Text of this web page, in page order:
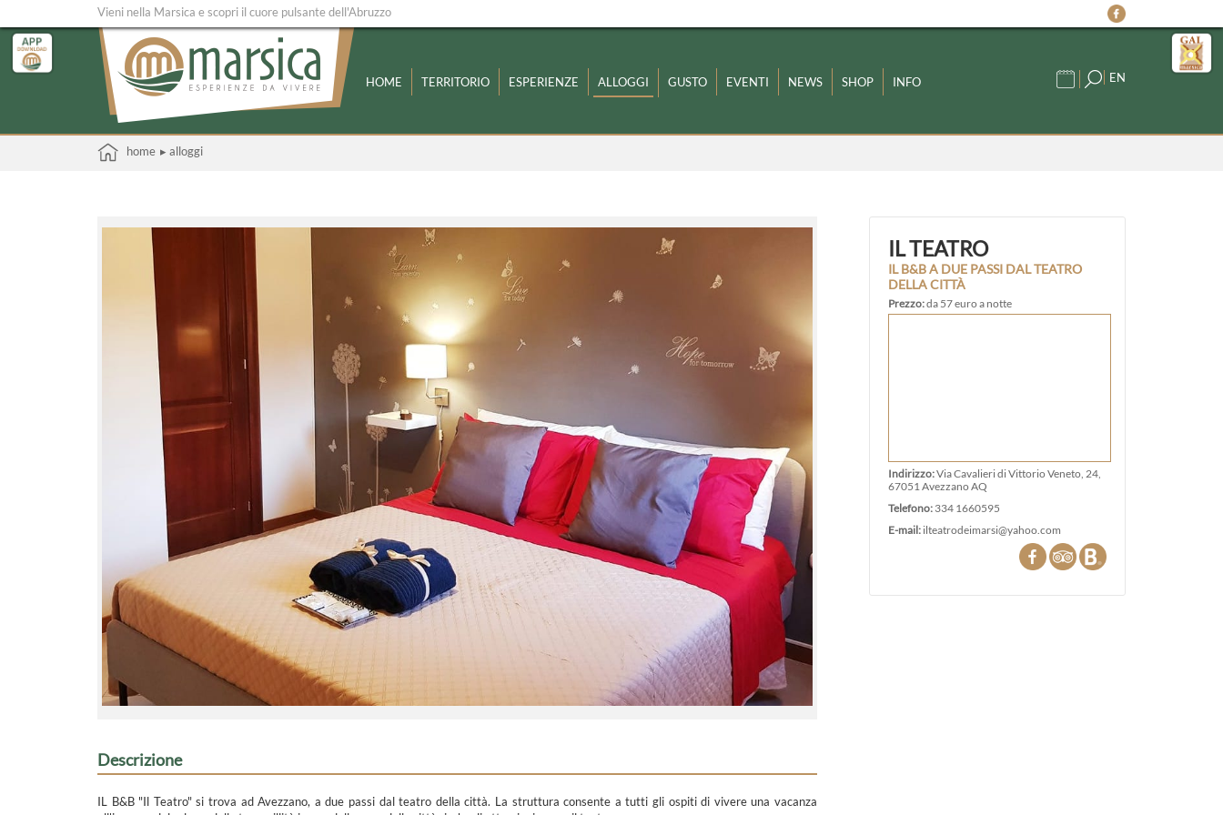
Vieni nella Marsica e scopri il cuore pulsante dell'Abruzzo
HOME TERRITORIO ESPERIENZE ALLOGGI GUSTO EVENTI NEWS SHOP INFO EN
home ▸ alloggi
Descrizione
IL B&B "Il Teatro" si trova ad Avezzano, a due passi dal teatro della città. La struttura consente a tutti gli ospiti di vivere una vacanza
IL TEATRO
IL B&B A DUE PASSI DAL TEATRO
DELLA CITTÀ
Prezzo:da 57 euro a notte
Indirizzo:Via Cavalieri di Vittorio Veneto, 24,
67051 Avezzano AQ
Telefono: 334 1660595
E-mail: ilteatrodeimarsi@yahoo.com